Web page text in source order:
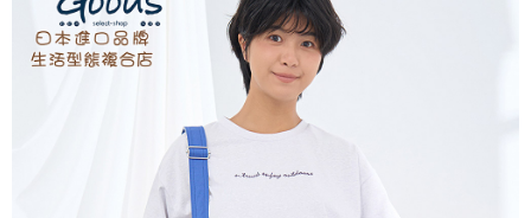
３．安心：先確認商品／服務後，再付款。
【「AFTEE先享後付」結帳流程】
１．於結帳方式選擇「AFTEE先享後付」後，將跳轉至「AFTEE先享後付」
結帳頁面，進行簡訊認證並確認金額後，即可完成結帳。
２．訂單成立數日內，您將收到繳費通知簡訊。
３．收到繳費通知簡訊後14天內，點擊此簡訊中的連結，可透過四大超商／
ATM／網路銀行／等多元方式進行付款，方視為交易完成。
※ 請注意：結帳手續完成當下不需立刻繳費，但若您需要取消訂單，請聯絡
購買商品的店家。未經商家同意取消之訂單仍視為有效，需透過AFTEE先享
全家取貨付款
每筆NT$60，滿NT$1,800(含以上)免運費
每筆NT$60，滿NT$1,800(含以上)免運費
每筆NT$60，滿NT$2,000(含以上)免運費